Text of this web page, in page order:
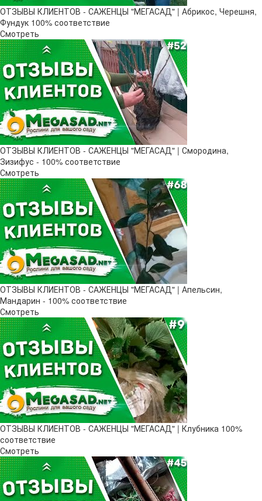
ОТЗЫВЫ КЛИЕНТОВ - САЖЕНЦЫ "МЕГАСАД" | Абрикос, Черешня,
Фундук 100% соответствие
Смотреть
ОТЗЫВЫ КЛИЕНТОВ - САЖЕНЦЫ "МЕГАСАД" | Смородина,
Зизифус - 100% соответствие
Смотреть
ОТЗЫВЫ КЛИЕНТОВ - САЖЕНЦЫ "МЕГАСАД" | Апельсин,
Мандарин - 100% соответствие
Смотреть
ОТЗЫВЫ КЛИЕНТОВ - САЖЕНЦЫ "МЕГАСАД" | Клубника 100%
соответствие
Смотреть